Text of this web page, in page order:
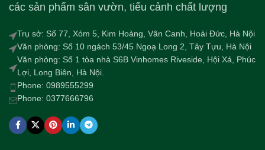
các sản phẩm sân vườn, tiểu cảnh chất lượng
Trụ sở: Số 77, Xóm 5, Kim Hoàng, Vân Canh, Hoài Đức, Hà Nội
Văn phòng: Số 10 ngách 53/45 Ngoạ Long 2, Tây Tựu, Hà Nội
Văn phòng: Số 1 tòa nhà S6B Vinhomes Riveside, Hội Xá, Phúc
Lợi, Long Biên, Hà Nội.
Phone: 0989555299
Phone: 0377666796